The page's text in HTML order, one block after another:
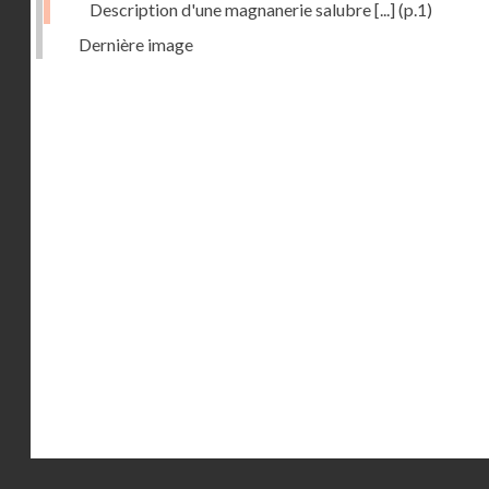
Description d'une magnanerie salubre [...](p.1)
Dernière image